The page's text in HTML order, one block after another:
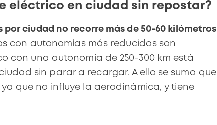
eléctrico en ciudad sin repostar?
por ciudad no recorre más de 50-60 kilómetros
con autonomías más reducidas son
con una autonomía de 250-300 km está
sin parar a recargar. A ello se suma que
que no influye la aerodinámica, y tiene